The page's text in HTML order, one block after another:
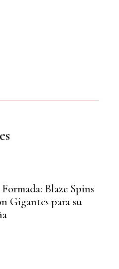
Blaze Spins
Gigantes para su